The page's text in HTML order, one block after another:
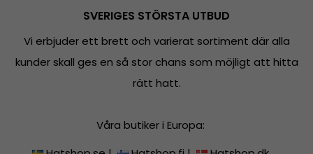
SVERIGES STÖRSTA UTBUD
Vi erbjuder ett brett och varierat sortiment där alla
kunder skall ges en så stor chans som möjligt att hitta
rätt hatt.
Våra butiker i Europa: